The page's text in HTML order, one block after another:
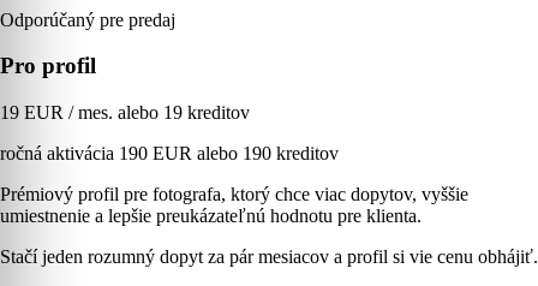
Odporúčaný pre predaj
Pro profil
19 EUR / mes. alebo 19 kreditov
ročná aktivácia 190 EUR alebo 190 kreditov
Prémiový profil pre fotografa, ktorý chce viac dopytov, vyššie
umiestnenie a lepšie preukázateľnú hodnotu pre klienta.
Stačí jeden rozumný dopyt za pár mesiacov a profil si vie cenu obhájiť.